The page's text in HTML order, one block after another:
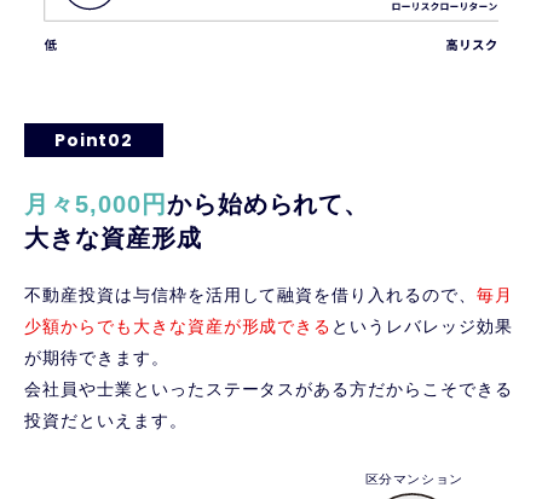
Point02
月々5,000円から始められて、
大きな資産形成
不動産投資は与信枠を活用して融資を借り入れるので、 毎月
少額からでも大きな資産が形成できる というレバレッジ効果
が期待できます。
会社員や士業といったステータスがある方だからこそできる
投資だといえます。